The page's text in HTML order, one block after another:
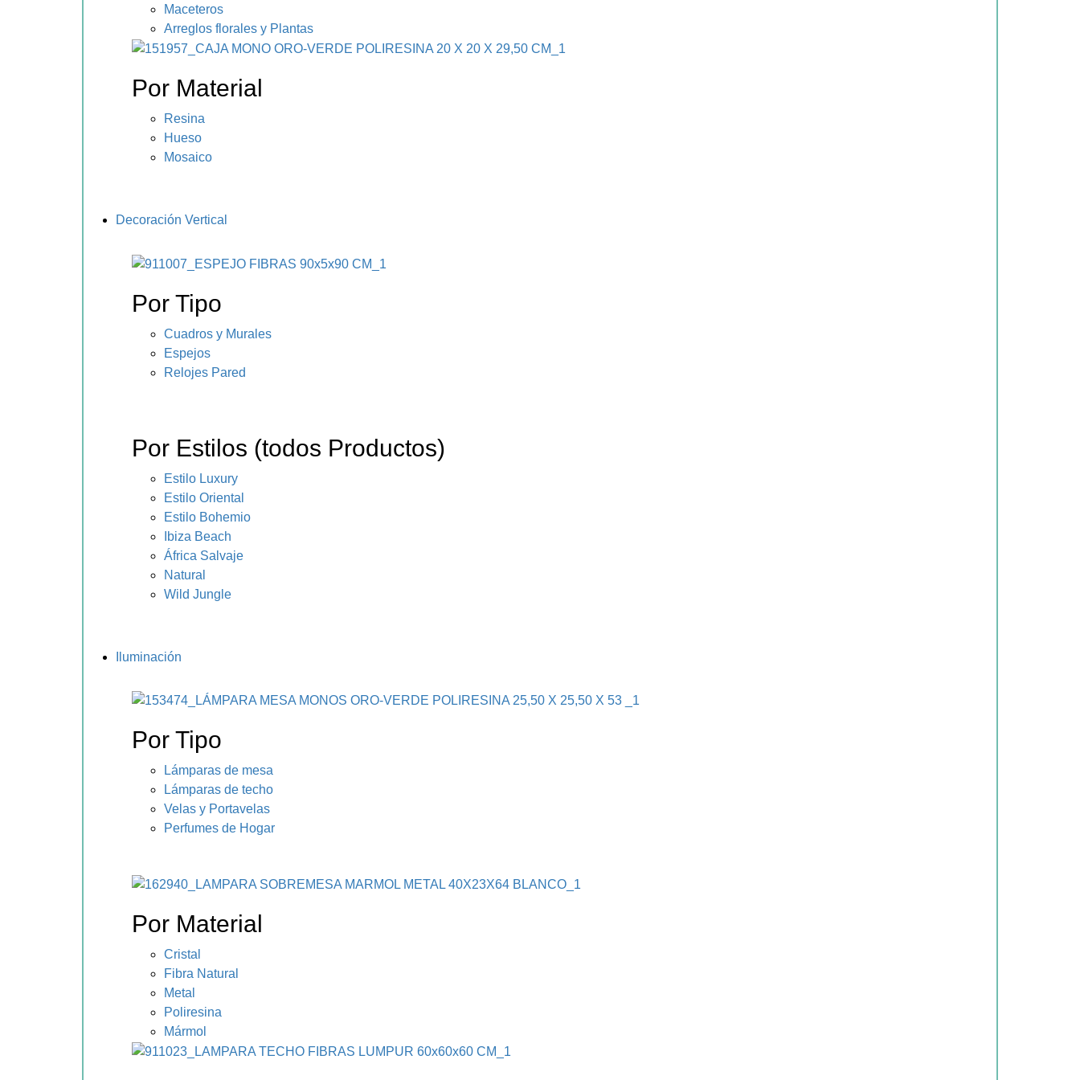
Maceteros
Arreglos florales y Plantas
Por Material
Resina
Hueso
Mosaico
Decoración Vertical
Por Tipo
Cuadros y Murales
Espejos
Relojes Pared
Por Estilos (todos Productos)
Estilo Luxury
Estilo Oriental
Estilo Bohemio
Ibiza Beach
África Salvaje
Natural
Wild Jungle
Iluminación
Por Tipo
Lámparas de mesa
Lámparas de techo
Velas y Portavelas
Perfumes de Hogar
Por Material
Cristal
Fibra Natural
Metal
Poliresina
Mármol